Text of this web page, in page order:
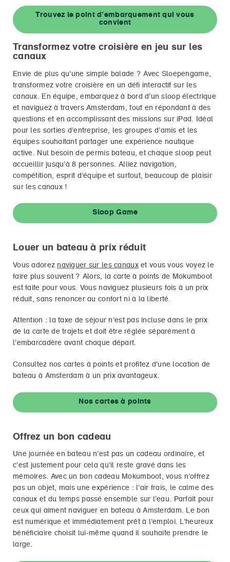
Trouvez le point d’embarquement qui vous
convient
Transformez votre croisière en jeu sur les
canaux
Envie de plus qu’une simple balade ? Avec Sloepengame,
transformez votre croisière en un défi interactif sur les
canaux. En équipe, embarquez à bord d’un sloop électrique
et naviguez à travers Amsterdam, tout en répondant à des
questions et en accomplissant des missions sur iPad. Idéal
pour les sorties d’entreprise, les groupes d’amis et les
équipes souhaitant partager une expérience nautique
active. Nul besoin de permis bateau, et chaque sloop peut
accueillir jusqu’à 8 personnes. Alliez navigation,
compétition, esprit d’équipe et surtout, beaucoup de plaisir
sur les canaux !
Sloop Game
Louer un bateau à prix réduit
Vous adorez naviguer sur les canauxet vous vous voyez le
faire plus souvent ? Alors, la carte à points de Mokumboot
est faite pour vous. Vous naviguez plusieurs fois à un prix
réduit, sans renoncer au confort ni à la liberté.
Attention : la taxe de séjour n’est pas incluse dans le prix
de la carte de trajets et doit être réglée séparément à
l’embarcadère avant chaque départ.
Consultez nos cartes à points et profitez d’une location de
bateau à Amsterdam à un prix avantageux.
Nos cartes à points
Offrez un bon cadeau
Une journée en bateau n’est pas un cadeau ordinaire, et
c’est justement pour cela qu’il reste gravé dans les
mémoires. Avec un bon cadeau Mokumboot, vous n’offrez
pas un objet, mais une expérience : l’air frais, le calme des
canaux et du temps passé ensemble sur l’eau. Parfait pour
ceux qui aiment naviguer en bateau à Amsterdam. Le bon
est numérique et immédiatement prêt à l’emploi. L’heureux
bénéficiaire choisit lui-même quand il souhaite prendre le
large.